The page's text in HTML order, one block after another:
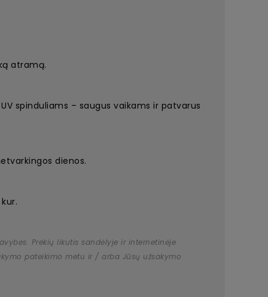
atramą.
spinduliams – saugus vaikams ir patvarus
dienos.
Prekių likutis sandėlyje ir internetinėje
pateikimo metu ir / arba Jūsų užsakymo